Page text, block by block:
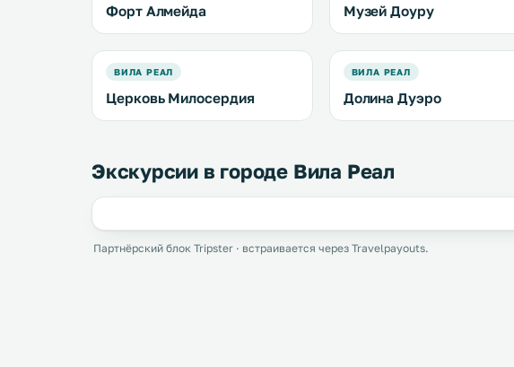
Форт Алмейда Музей Доуру
ВИЛА РЕАЛ
Церковь Милосердия
ВИЛА РЕАЛ
Долина Дуэро
Экскурсии в городе Вила Реал
Партнёрский блок Tripster · встраивается через Travelpayouts.